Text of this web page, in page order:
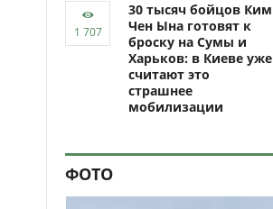
30 тысяч бойцов Ким
Чен Ына готовят к
броску на Сумы и
Харьков: в Киеве уже
считают это
страшнее
мобилизации
ФОТО